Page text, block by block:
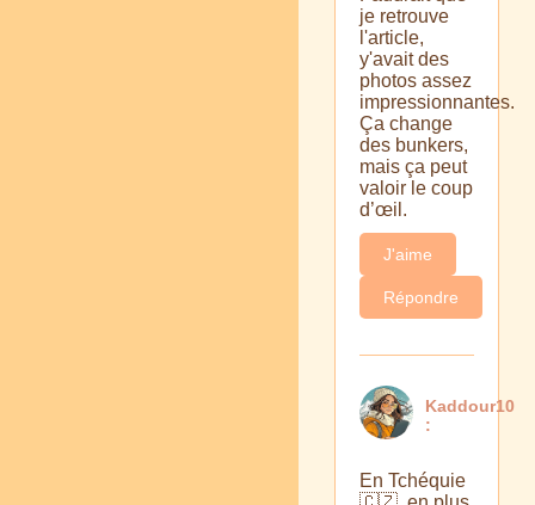
je retrouve
l'article,
y'avait des
photos assez
impressionnantes.
Ça change
des bunkers,
mais ça peut
valoir le coup
d’œil.
J'aime
Répondre
Kaddour10
:
En Tchéquie